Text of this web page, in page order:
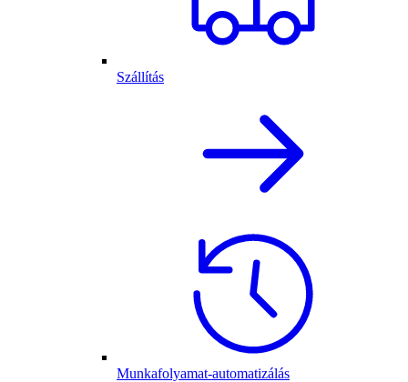
Szállítás
Munkafolyamat-automatizálás